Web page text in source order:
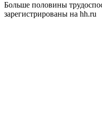
Больше половины
зарегистрированы на hh.ru